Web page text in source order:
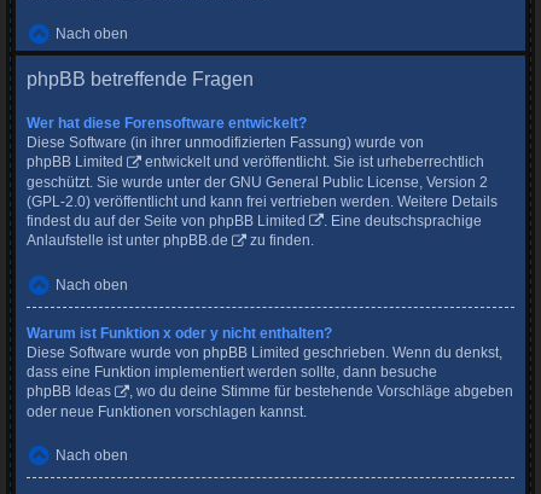
Nach oben
phpBB betreffende Fragen
Wer hat diese Forensoftware entwickelt?
Diese Software (in ihrer unmodifizierten Fassung) wurde von
phpBB Limited
entwickelt und veröffentlicht. Sie ist urheberrechtlich
geschützt. Sie wurde unter der GNU General Public License, Version 2
(GPL-2.0) veröffentlicht und kann frei vertrieben werden. Weitere Details
findest du auf der Seite von phpBB Limited
. Eine deutschsprachige
Anlaufstelle ist unter phpBB.de zu finden.
Nach oben
Warum ist Funktion x oder y nicht enthalten?
Diese Software wurde von phpBB Limited geschrieben. Wenn du denkst,
dass eine Funktion implementiert werden sollte, dann besuche
phpBB Ideas
, wo du deine Stimme für bestehende Vorschläge abgeben
oder neue Funktionen vorschlagen kannst.
Nach oben